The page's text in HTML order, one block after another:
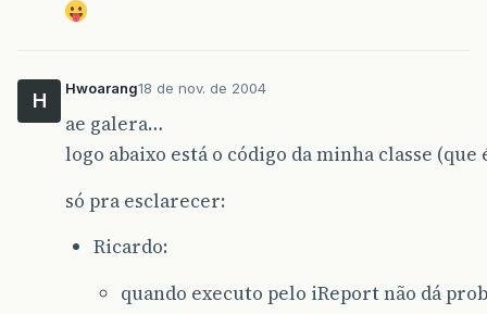
H
Hwoarang18 de nov. de 2004
ae galera…
logo abaixo está o código da minha classe
só pra esclarecer:
Ricardo:
quando executo pelo iReport não dá